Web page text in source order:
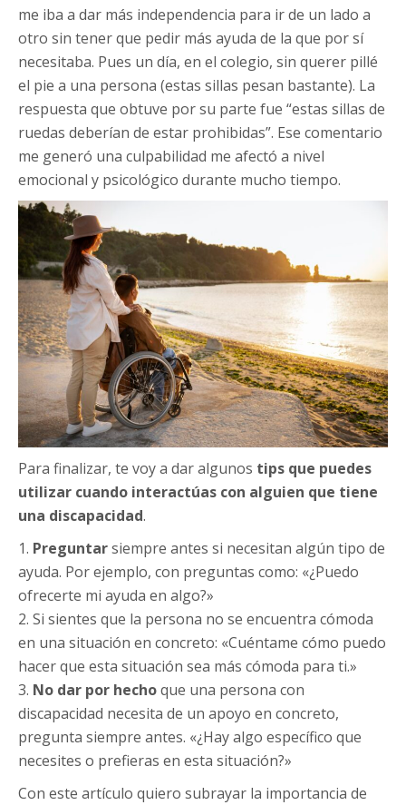
me iba a dar más independencia para ir de un lado a
otro sin tener que pedir más ayuda de la que por sí
necesitaba. Pues un día, en el colegio, sin querer pillé
el pie a una persona (estas sillas pesan bastante). La
respuesta que obtuve por su parte fue “estas sillas de
ruedas deberían de estar prohibidas”. Ese comentario
me generó una culpabilidad me afectó a nivel
emocional y psicológico durante mucho tiempo.
Para finalizar, te voy a dar algunos tips que puedes
utilizar cuando interactúas con alguien que tiene
una discapacidad.
1. Preguntarsiempre antes si necesitan algún tipo de
ayuda. Por ejemplo, con preguntas como: «¿Puedo
ofrecerte mi ayuda en algo?»
2. Si sientes que la persona no se encuentra cómoda
en una situación en concreto: «Cuéntame cómo puedo
hacer que esta situación sea más cómoda para ti.»
3. No dar por hechoque una persona con
discapacidad necesita de un apoyo en concreto,
pregunta siempre antes. «¿Hay algo específico que
necesites o prefieras en esta situación?»
Con este artículo quiero subrayar la importancia de